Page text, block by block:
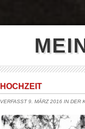
HOCHZEIT
VERFASST 9. MÄRZ 2016 IN DER